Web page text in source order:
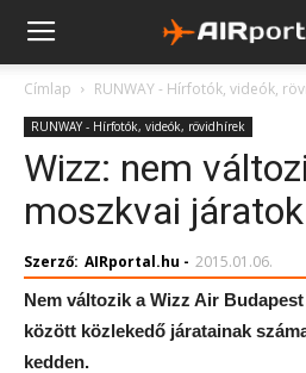
Címlap RUNWAY - Hírfotók, videók,
RUNWAY - Hírfotók, videók, rövidhírek
Wizz: nem
moszkvai
Szerző: AIRportal.hu - 2015.01.06.
Nem változik a Wizz Air
között közlekedő járatainak
kedden.